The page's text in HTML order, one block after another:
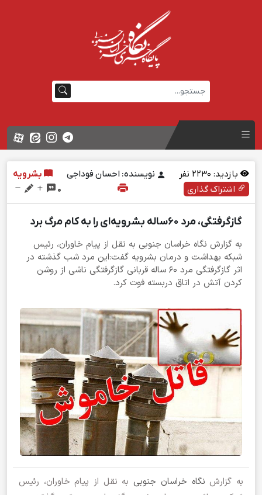
بازدید: نفر نویسنده: احسان فوداجی
بشرویه
اشتراک گذاری
0
گازگرفتگی، مرد ۶۰ساله بشرویه‌ای را به کام مرگ برد
به گزارش نگاه خراسان جنوبی به نقل از پیام خاوران، رئیس
شبکه بهداشت و درمان بشرویه گفت:این مرد شب گذشته در
اثر گازگرفتگی مرد ۶۰ ساله قربانی گازگرفتگی ناشی از روشن
کردن آتش در اتاق دربسته فوت کرد.
به گزارش نگاه خراسان جنوبی به نقل از پیام خاوران، رئیس